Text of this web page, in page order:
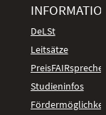
DeLSt
Leitsätze
PreisFAIRsprechen
Studieninfos